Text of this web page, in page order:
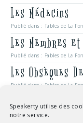
Speakerty utilise des
notre service.
Les Médecins
Publié dans : Fables de La
Les Membres
Publié dans : Fables de La
Les Obsèques
Publié dans : Fables de La
Les Oreilles
Publié dans : Fables de La